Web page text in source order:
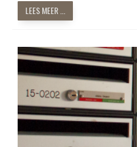
LEES MEER ...